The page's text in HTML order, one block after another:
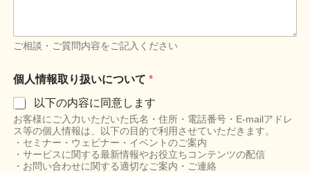
談
す
か
？
ご
相
談
ご
ご相談・ご質問内容をご記入ください
個人情報取り扱いについて *
以下の内容に同意します
お客様にご入力いただいた氏名・住所・電話番号・E-mailアドレ
ス等の個人情報は、以下の目的で利用させていただきます。
・セミナー・ウェビナー・イベントのご案内
・サービスに関する最新情報やお役立ちコンテンツの配信
・お問い合わせに関する適切なご案内・ご連絡